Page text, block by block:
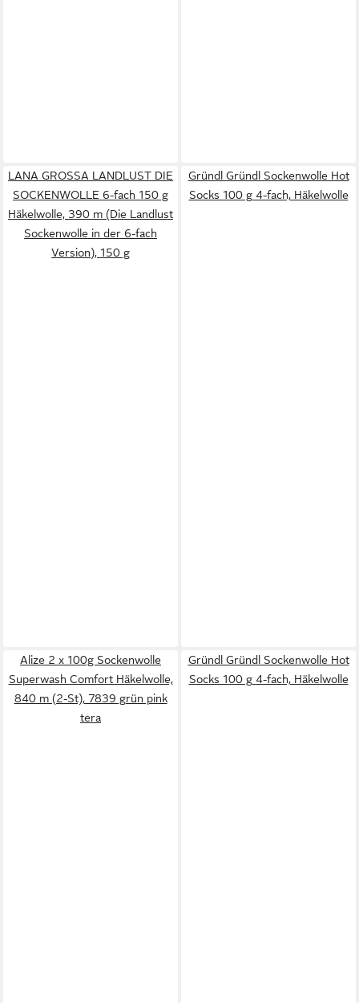
LANA GROSSA LANDLUST DIE
SOCKENWOLLE 6-fach 150 g
Häkelwolle, 390 m (Die Landlust
Sockenwolle in der 6-fach
Version), 150 g
Gründl Gründl Sockenwolle Hot
Socks 100 g 4-fach, Häkelwolle
Alize 2 x 100g Sockenwolle
Superwash Comfort Häkelwolle,
840 m (2-St), 7839 grün pink
tera
Gründl Gründl Sockenwolle Hot
Socks 100 g 4-fach, Häkelwolle